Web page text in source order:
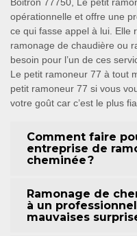
opérationnelle et offre une
ce qui fasse appel à lui. Elle
ramonage de chaudière ou
besoin pour l’un de ces
Le petit ramoneur 77 à tout
petit ramoneur 77 si vous
votre goût car c’est le plus
Comment faire
entreprise de
cheminée ?
Ramonage de
à un
mauvaises